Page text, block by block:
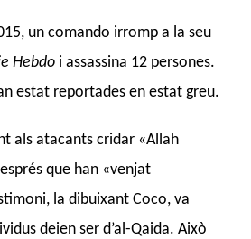
un comando irromp a la seu
Hebdoi assassina 12 persones.
estat reportades en estat greu.
als atacants cridar «Allah
que han «venjat
la dibuixant Coco, va
deien ser d’al-Qaida. Això